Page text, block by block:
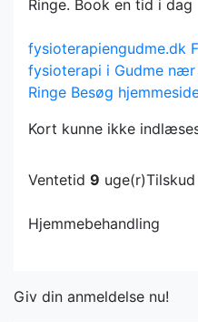
Ringe. Book en tid i dag
fysioterapiengudme.dk
fysioterapi i Gudme nær
Ringe Besøg
Kort kunne ikke
Ventetid 9 uge(r)
Hjemmebehandling
Giv din anmeldelse nu!